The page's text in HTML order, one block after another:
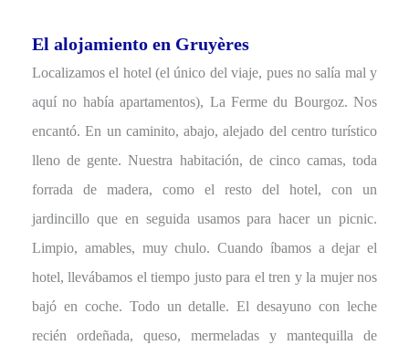
El alojamiento en Gruyères
Localizamos el hotel (el único del viaje, pues no salía mal y
aquí no había apartamentos), La Ferme du Bourgoz. Nos
encantó. En un caminito, abajo, alejado del centro turístico
lleno de gente. Nuestra habitación, de cinco camas, toda
forrada de madera, como el resto del hotel, con un
jardincillo que en seguida usamos para hacer un picnic.
Limpio, amables, muy chulo. Cuando íbamos a dejar el
hotel, llevábamos el tiempo justo para el tren y la mujer nos
bajó en coche. Todo un detalle. El desayuno con leche
recién ordeñada, queso, mermeladas y mantequilla de